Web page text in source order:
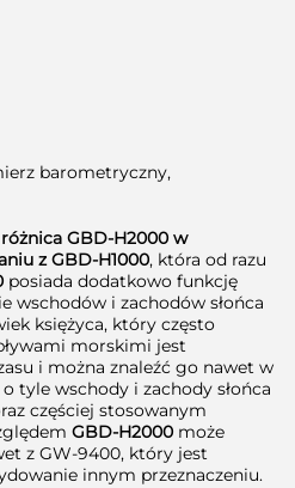
barometryczny,
różnica GBD-H2000 w
z GBD-H1000, która od razu
posiada dodatkowo funkcję
wschodów i zachodów słońca
księżyca, który często
morskimi jest
i można znaleźć go nawet w
tyle wschody i zachody słońca
częściej stosowanym
GBD-H2000 może
z GW-9400, który jest
innym przeznaczeniu.